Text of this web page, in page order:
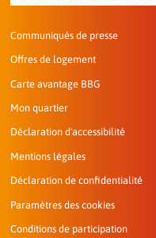
Communiqués de presse
Offres de logement
Carte avantage BBG
Mon quartier
Déclaration d'accessibilité
Mentions légales
Déclaration de confidentialité
Paramètres des cookies
Conditions de participation